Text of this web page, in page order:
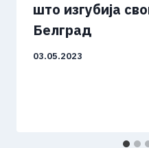
што изгубија
Белград
03.05.2023